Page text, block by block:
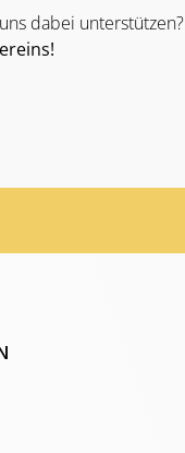
dabei unterstützen?